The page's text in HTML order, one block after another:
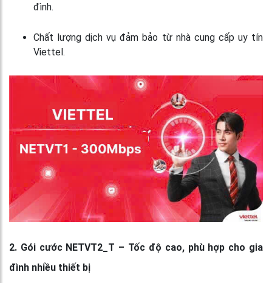
đình.
Chất lượng dịch vụ đảm bảo từ nhà cung cấp uy tín
Viettel.
2. Gói cước NETVT2_T – Tốc độ cao, phù hợp cho gia
đình nhiều thiết bị